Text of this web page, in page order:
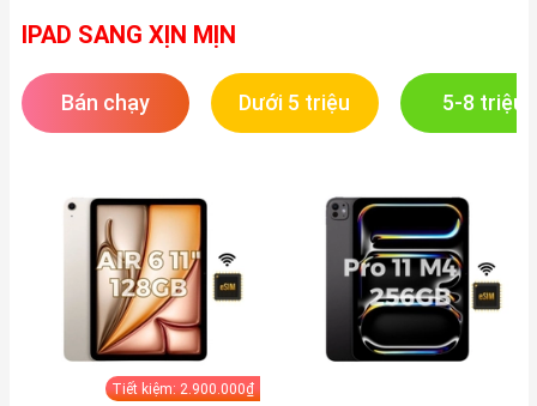
IPAD SANG XỊN MỊN
Bán chạy Dưới 5 triệu 5-8 triệu
Tiết kiệm: 2.900.000₫